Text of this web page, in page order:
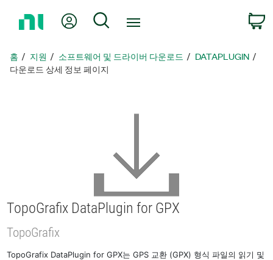
지
로
내 계정 검색
홈 지원 소프트웨어 및 드라이버 다운로드
DATAPLUGIN
다운로드 상세 정보 페이지
TopoGrafix DataPlugin for GPX
TopoGrafix
TopoGrafix DataPlugin for GPX는 GPS 교환 (GPX) 형식 파일의 읽기 및